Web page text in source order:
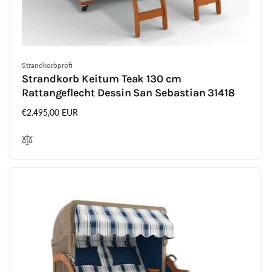
Anbieter:
Strandkorbprofi
Strandkorb Keitum Teak 130 cm
Rattangeflecht Dessin San Sebastian 31418
Normaler
€2.495,00 EUR